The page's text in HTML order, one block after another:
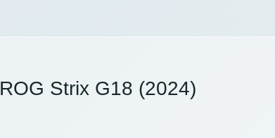
ROG Strix G18 (2024)